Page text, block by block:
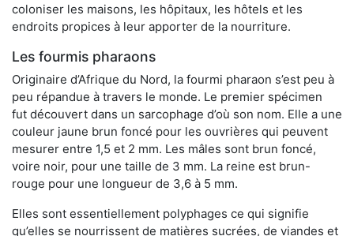
coloniser les maisons, les hôpitaux, les hôtels et les
endroits propices à leur apporter de la nourriture.
Les fourmis pharaons
Originaire d’Afrique du Nord, la fourmi pharaon s’est peu à
peu répandue à travers le monde. Le premier spécimen
fut découvert dans un sarcophage d’où son nom. Elle a une
couleur jaune brun foncé pour les ouvrières qui peuvent
mesurer entre 1,5 et 2 mm. Les mâles sont brun foncé,
voire noir, pour une taille de 3 mm. La reine est brun-
rouge pour une longueur de 3,6 à 5 mm.
Elles sont essentiellement polyphages ce qui signifie
qu’elles se nourrissent de matières sucrées, de viandes et